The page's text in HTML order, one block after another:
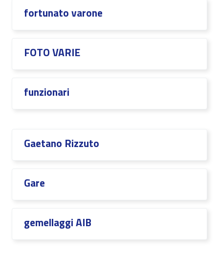
fortunato varone
FOTO VARIE
funzionari
Gaetano Rizzuto
Gare
gemellaggi AIB